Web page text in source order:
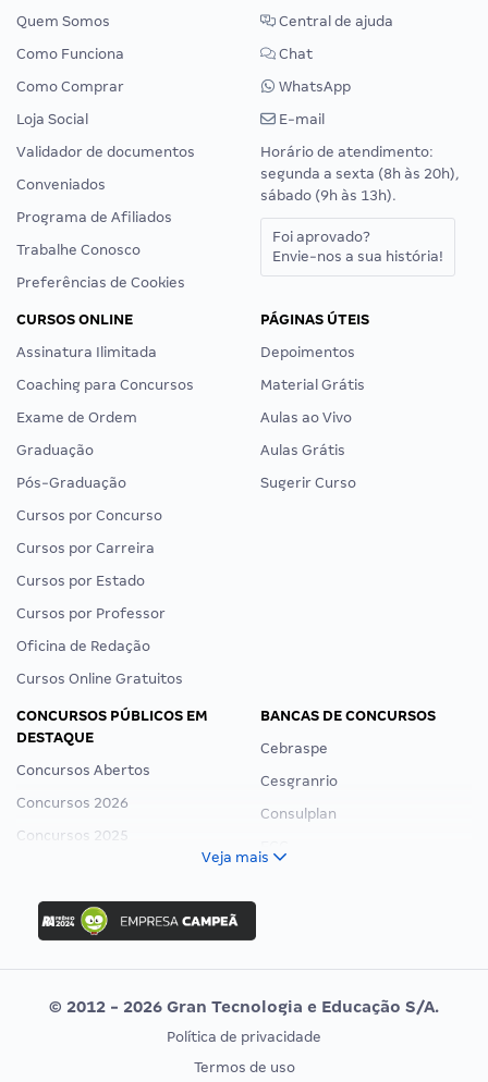
Quem Somos
Como Funciona
Como Comprar
Loja Social
Validador de documentos
Conveniados
Programa de Afiliados
Trabalhe Conosco
Preferências de Cookies
Central de ajuda
Chat
WhatsApp
E-mail
Horário de atendimento:
segunda a sexta (8h às 20h),
sábado (9h às 13h).
Foi aprovado?
Envie-nos a sua história!
CURSOS ONLINE
Assinatura Ilimitada
Coaching para Concursos
Exame de Ordem
Graduação
Pós-Graduação
Cursos por Concurso
Cursos por Carreira
Cursos por Estado
Cursos por Professor
Oficina de Redação
Cursos Online Gratuitos
PÁGINAS ÚTEIS
Depoimentos
Material Grátis
Aulas ao Vivo
Aulas Grátis
Sugerir Curso
CONCURSOS PÚBLICOS EM
DESTAQUE
Concursos Abertos
Concursos 2026
Concursos 2025
Concurso Ibama
Concurso MPU
Editais publicados
BANCAS DE CONCURSOS
Cebraspe
Cesgranrio
Consulplan
Vunesp
CONCURSOS POR PROFISSÃO
EXAME DE ORDEM
Veja mais
© 2012 - 2026 Gran Tecnologia e Educação S/A.
Política de privacidade
Termos de uso